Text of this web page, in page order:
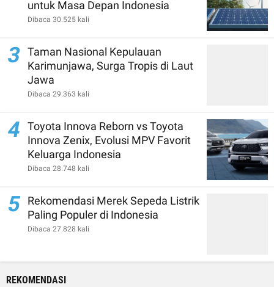
untuk Masa Depan Indonesia
Dibaca 30.525 kali
3 Taman Nasional Kepulauan
Karimunjawa, Surga Tropis di Laut
Jawa
Dibaca 29.363 kali
4
Toyota Innova Reborn vs Toyota
Innova Zenix, Evolusi MPV Favorit
Keluarga Indonesia
Dibaca 28.748 kali
5 Rekomendasi Merek Sepeda Listrik
Paling Populer di Indonesia
Dibaca 27.828 kali
REKOMENDASI